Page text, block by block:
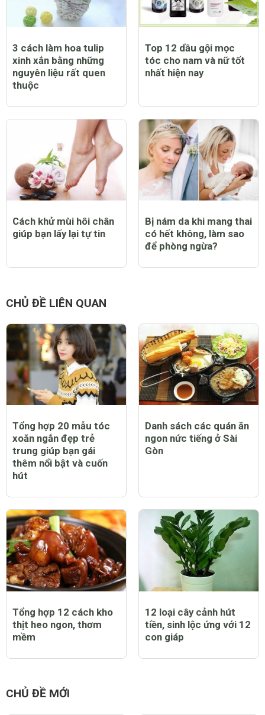
nguyên liệu rất quen
nhất hiện nay
CHỦ ĐỀ LIÊN QUAN
Tổng hợp 20 mẫu tóc
xoăn ngắn đẹp trẻ
trung giúp bạn gái
thêm nổi bật và cuốn
hút
ngon nức tiếng ở Sài
Gòn
mềm